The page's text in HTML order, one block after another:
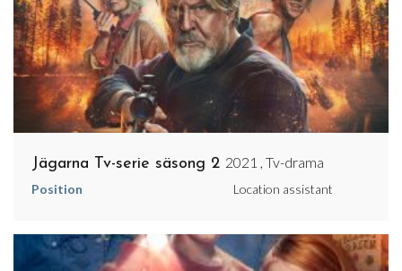
Jägarna Tv-serie säsong 2 2021 , Tv-drama
Position Location assistant